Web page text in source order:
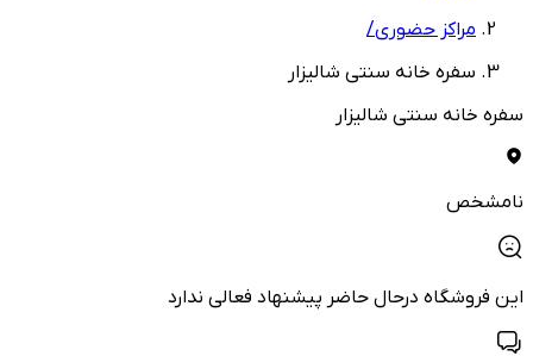
مراکز حضوری/
سفره خانه سنتی شالیزار
سفره خانه سنتی شالیزار
نامشخص
این فروشگاه درحال حاضر پیشنهاد فعالی ندارد